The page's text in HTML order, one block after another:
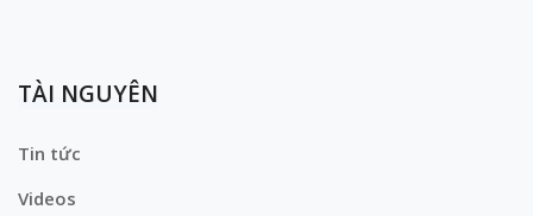
TÀI NGUYÊN
Tin tức
Videos